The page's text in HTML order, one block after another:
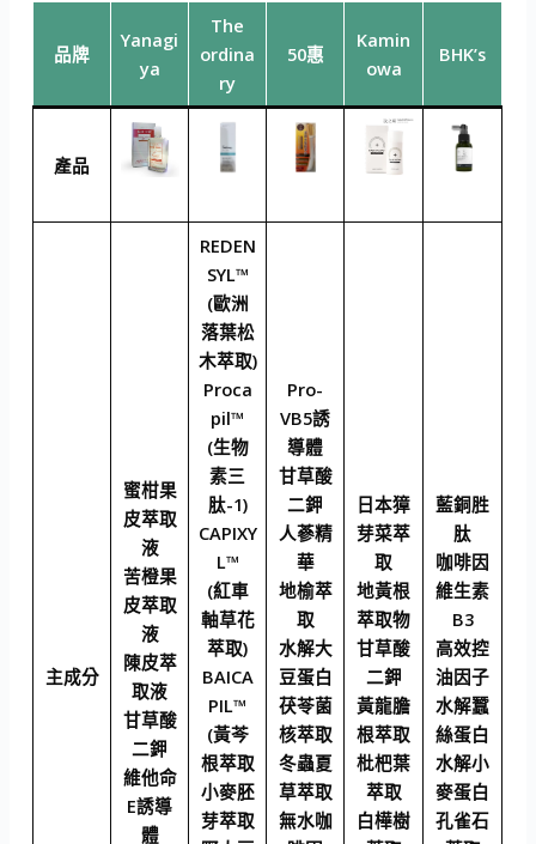
品牌
Yanagi
ya
The
ordina
ry
50惠
Kamin
owa
BHK’s
產品
主成分
蜜柑果
皮萃取
液
苦橙果
皮萃取
液
陳皮萃
取液
甘草酸
二鉀
維他命
E誘導
體
REDEN
SYL™
(歐洲
落葉松
木萃取)
Proca
pil™
(生物
素三
肽-1)
CAPIXY
L™
(紅車
軸草花
萃取)
BAICA
PIL™
(黃芩
根萃取
小麥胚
芽萃取
Pro-
VB5誘
導體
甘草酸
二鉀
人蔘精
華
地榆萃
取
水解大
豆蛋白
茯苓菌
核萃取
冬蟲夏
草萃取
無水咖
日本獐
芽菜萃
取
地黃根
萃取物
甘草酸
二鉀
黃龍膽
根萃取
枇杷葉
萃取
白樺樹
藍銅胜
肽
咖啡因
維生素
B3
高效控
油因子
水解蠶
絲蛋白
水解小
麥蛋白
孔雀石